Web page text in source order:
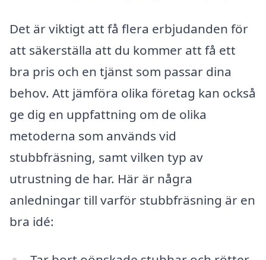
Det är viktigt att få flera erbjudanden för
att säkerställa att du kommer att få ett
bra pris och en tjänst som passar dina
behov. Att jämföra olika företag kan också
ge dig en uppfattning om de olika
metoderna som används vid
stubbfräsning, samt vilken typ av
utrustning de har. Här är några
anledningar till varför stubbfräsning är en
bra idé: